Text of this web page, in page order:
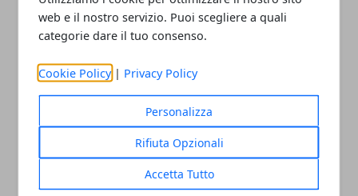
web e il nostro servizio. Puoi scegliere a quali
categorie dare il tuo consenso.
Cookie Policy | Privacy Policy
Personalizza
Rifiuta Opzionali
Accetta Tutto
ARTICOLI CORRELATI